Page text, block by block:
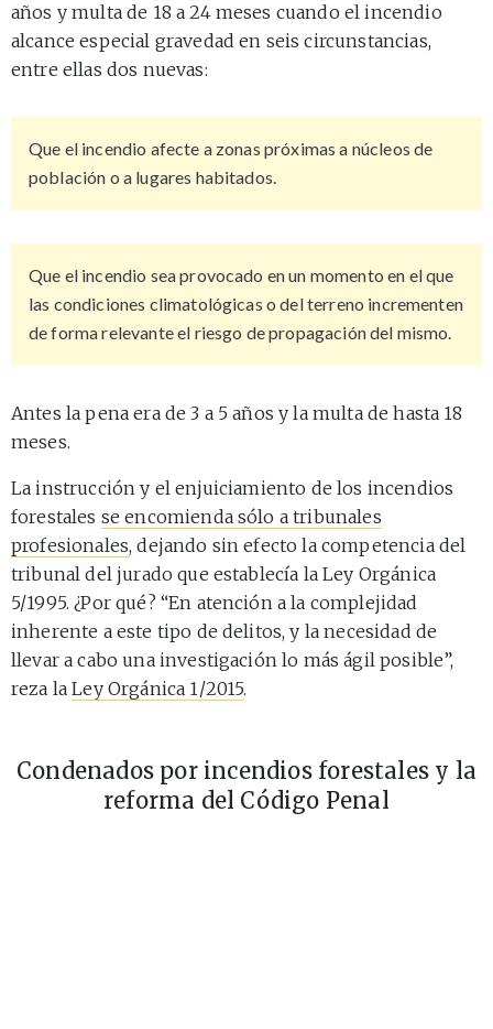
años y multa de 18 a 24 meses cuando el incendio
alcance especial gravedad en seis circunstancias,
entre ellas dos nuevas:
Que el incendio afecte a zonas próximas a núcleos de
población o a lugares habitados.
Que el incendio sea provocado en un momento en el que
las condiciones climatológicas o del terreno incrementen
de forma relevante el riesgo de propagación del mismo.
Antes la pena era de 3 a 5 años y la multa de hasta 18
meses.
La instrucción y el enjuiciamiento de los incendios
forestales se encomienda sólo a tribunales
profesionales, dejando sin efecto la competencia del
tribunal del jurado que establecía la Ley Orgánica
5/1995. ¿Por qué? “En atención a la complejidad
inherente a este tipo de delitos, y la necesidad de
llevar a cabo una investigación lo más ágil posible”,
reza laLey Orgánica 1/2015.
Condenados por incendios forestales y la
reforma del Código Penal